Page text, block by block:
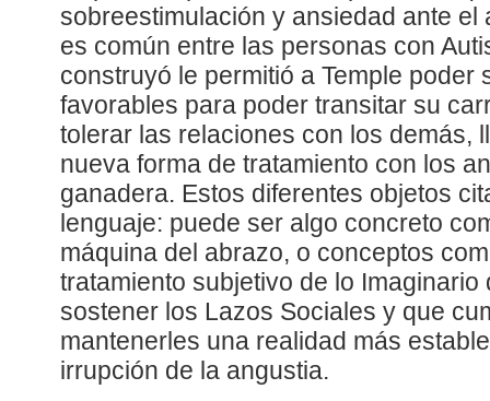
sobreestimulación y ansiedad ante el
es común entre las personas con
construyó le permitió a Temple poder
favorables para poder transitar su
tolerar las relaciones con los demás,
nueva forma de tratamiento con los
ganadera. Estos diferentes objetos
lenguaje: puede ser algo concreto
máquina del abrazo, o conceptos
tratamiento subjetivo de lo Imaginario
sostener los Lazos Sociales y que
mantenerles una realidad más
irrupción de la angustia.